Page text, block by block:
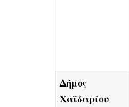
Δήμος
Χαϊδαρίου